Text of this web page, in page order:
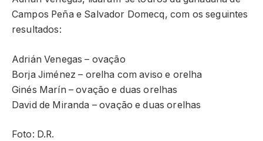
Campos Peña e Salvador Domecq, com os seguintes
resultados:
Adrián Venegas – ovação
Borja Jiménez – orelha com aviso e orelha
Ginés Marín – ovação e duas orelhas
David de Miranda – ovação e duas orelhas
Foto: D.R.